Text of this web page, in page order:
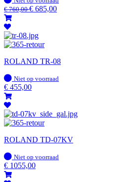
voorraad
€760,00€ 685,00
ROLAND TR-08
Op
voorraad
Niet op voorraad
€ 455,00
ROLAND TD-07KV
Op
voorraad
Niet op voorraad
€ 1055,00